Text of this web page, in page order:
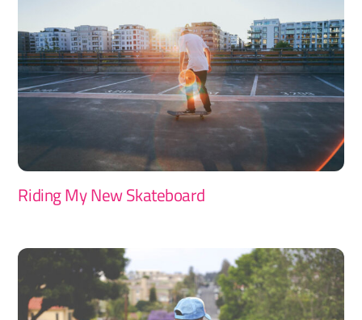
Riding My New Skateboard